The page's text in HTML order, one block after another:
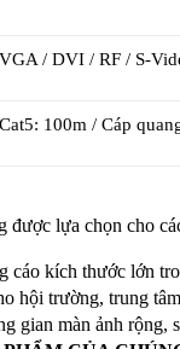
VGA / DVI / RF / S-
Cat5: 100m / Cáp
lựa chọn cho
cáo kích thước lớn
hội trường, trung
gian màn ảnh rộng,